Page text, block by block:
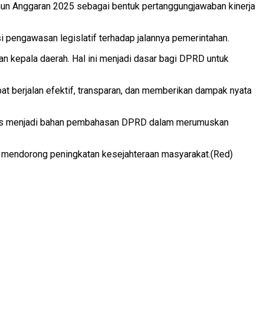
Anggaran 2025 sebagai bentuk pertanggungjawaban kinerja
legislatif terhadap jalannya pemerintahan.
kepala daerah. Hal ini menjadi dasar bagi DPRD untuk
berjalan efektif, transparan, dan memberikan dampak nyata
bahan pembahasan DPRD dalam merumuskan
peningkatan kesejahteraan masyarakat.(Red)